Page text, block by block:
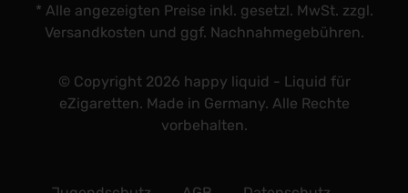
* Alle angezeigten Preise inkl. gesetzl. MwSt. zzgl.
Versandkosten und ggf. Nachnahmegebühren.
© Copyright 2026 happy liquid - Liquid für
eZigaretten. Made in Germany. Alle Rechte
vorbehalten.